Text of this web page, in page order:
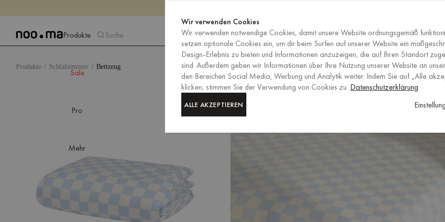
Produkte
Sale
Pro
Mehr
Suche DE/EURAUSWAHL VON
Produkte Schlafzimmer Bettzeug
Wir verwenden Cookies
Wir verwenden notwendige Cookies, damit unsere Website ordnungsgemäß
setzen optionale Cookies ein, um dir beim Surfen auf unserer Website ein
Design-Erlebnis zu bieten und Informationen anzuzeigen, die auf Ihren Standort
sind. Außerdem geben wir Informationen über Ihre Nutzung unserer Website an
den Bereichen Social Media, Werbung und Analytik weiter. Indem Sie auf „Alle
klicken, stimmen Sie der Verwendung von Cookies zu. Datenschutzerklärung.
ALLE AKZEPTIEREN